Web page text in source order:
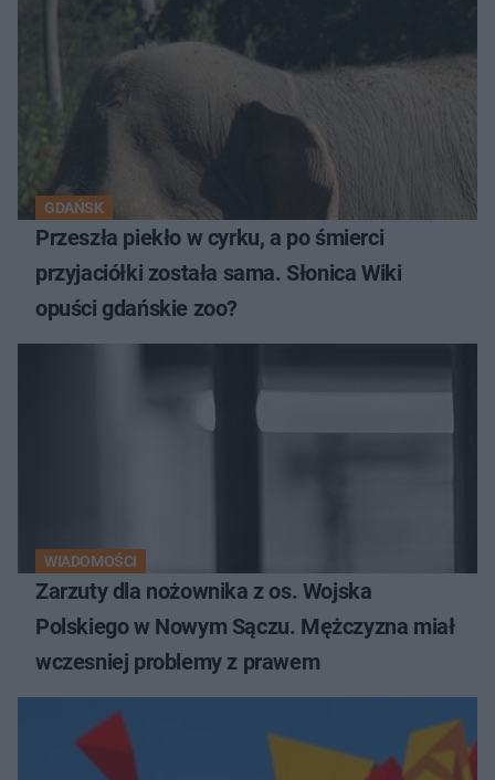
GDAŃSK
Przeszła piekło w cyrku, a po śmierci
przyjaciółki została sama. Słonica Wiki
opuści gdańskie zoo?
WIADOMOŚCI
Zarzuty dla nożownika z os. Wojska
Polskiego w Nowym Sączu. Mężczyzna miał
wczesniej problemy z prawem